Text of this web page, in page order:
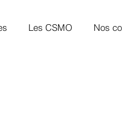
Les CSMO Nos